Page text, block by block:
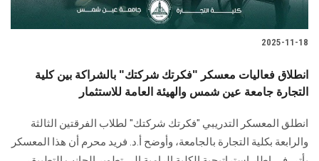
2025-11-18
انطلاق فعاليات معسكر "فكرتك شركتك" بالشراكة بين كلية
التجارة جامعة عين شمس والهيئة العامة للاستثمار
انطلق المعسكر التدريبي "فكرتك شركتك" لطلاب الفرقتين الثالثة
والرابعة بكلية التجارة بالجامعة، وأوضح أ.د. فريد محرم أن هذا المعسكر